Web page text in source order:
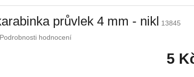
průvlek 4 mm - nikl 13845
Podrobnosti hodnocení
5